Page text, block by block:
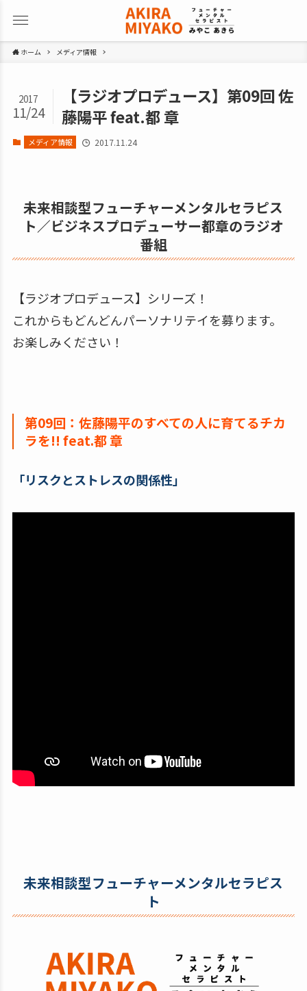
ホーム メディア情報
【ラジオプロデュース】第09回 佐
藤陽平 feat.都 章
2017
11/24
メディア情報 2017.11.24
未来相談型フューチャーメンタルセラピス
ト／ビジネスプロデューサー都章のラジオ
番組
【ラジオプロデュース】シリーズ！
これからもどんどんパーソナリテイを募ります。
お楽しみください！
第09回：佐藤陽平のすべての人に育てるチカ
ラを!! feat.都 章
「リスクとストレスの関係性」
未来相談型フューチャーメンタルセラピス
ト